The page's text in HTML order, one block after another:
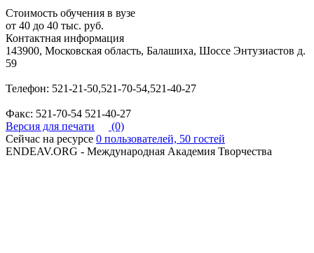
Стоимость обучения в вузе
от 40 до 40 тыс. руб.
Контактная информация
143900, Московская область, Балашиха, Шоссе Энтузиастов д.
59
Телефон: 521-21-50,521-70-54,521-40-27
Факс: 521-70-54 521-40-27
Версия для печати
(0)
Сейчас на ресурсе 0 пользователей, 50 гостей
ENDEAV.ORG - Международная Академия Творчества